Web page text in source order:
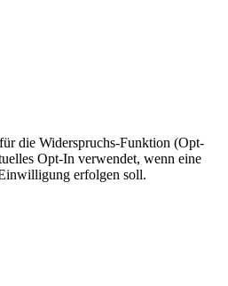
die Widerspruchs-Funktion (Opt-
Opt-In verwendet, wenn eine
erfolgen soll.